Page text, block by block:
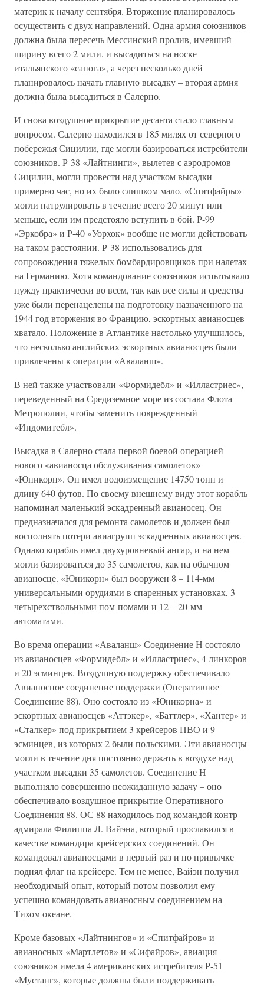
материк к началу сентября. Вторжение планировалось
осуществить с двух направлений. Одна армия союзников
должна была пересечь Мессинский пролив, имевший
ширину всего 2 мили, и высадиться на носке
итальянского «сапога», а через несколько дней
планировалось начать главную высадку – вторая армия
должна была высадиться в Салерно.
И снова воздушное прикрытие десанта стало главным
вопросом. Салерно находился в 185 милях от северного
побережья Сицилии, где могли базироваться истребители
союзников. Р-38 «Лайтнинги», вылетев с аэродромов
Сицилии, могли провести над участком высадки
примерно час, но их было слишком мало. «Спитфайры»
могли патрулировать в течение всего 20 минут или
меньше, если им предстояло вступить в бой. Р-99
«Эркобра» и Р-40 «Уорхок» вообще не могли действовать
на таком расстоянии. Р-38 использовались для
сопровождения тяжелых бомбардировщиков при налетах
на Германию. Хотя командование союзников испытывало
нужду практически во всем, так как все силы и средства
уже были перенацелены на подготовку назначенного на
1944 год вторжения во Францию, эскортных авианосцев
хватало. Положение в Атлантике настолько улучшилось,
что несколько английских эскортных авианосцев были
привлечены к операции «Аваланш».
В ней также участвовали «Формидебл» и «Илластриес»,
переведенный на Средиземное море из состава Флота
Метрополии, чтобы заменить поврежденный
«Индомитебл».
Высадка в Салерно стала первой боевой операцией
нового «авианосца обслуживания самолетов»
«Юникорн». Он имел водоизмещение 14750 тонн и
длину 640 футов. По своему внешнему виду этот корабль
напоминал маленький эскадренный авианосец. Он
предназначался для ремонта самолетов и должен был
восполнять потери авиагрупп эскадренных авианосцев.
Однако корабль имел двухуровневый ангар, и на нем
могли базироваться до 35 самолетов, как на обычном
авианосце. «Юникорн» был вооружен 8 – 114-мм
универсальными орудиями в спаренных установках, 3
четырехствольными пом-помами и 12 – 20-мм
автоматами.
Во время операции «Аваланш» Соединение Н состояло
из авианосцев «Формидебл» и «Илластриес», 4 линкоров
и 20 эсминцев. Воздушную поддержку обеспечивало
Авианосное соединение поддержки (Оперативное
Соединение 88). Оно состояло из «Юникорна» и
эскортных авианосцев «Аттэкер», «Баттлер», «Хантер» и
«Сталкер» под прикрытием 3 крейсеров ПВО и 9
эсминцев, из которых 2 были польскими. Эти авианосцы
могли в течение дня постоянно держать в воздухе над
участком высадки 35 самолетов. Соединение Н
выполняло совершенно неожиданную задачу – оно
обеспечивало воздушное прикрытие Оперативного
Соединения 88. ОС 88 находилось под командой контр-
адмирала Филиппа Л. Вайэна, который прославился в
качестве командира крейсерских соединений. Он
командовал авианосцами в первый раз и по привычке
поднял флаг на крейсере. Тем не менее, Вайэн получил
необходимый опыт, который потом позволил ему
успешно командовать авианосным соединением на
Тихом океане.
Кроме базовых «Лайтнингов» и «Спитфайров» и
авианосных «Мартлетов» и «Сифайров», авиация
союзников имела 4 американских истребителя Р-51
«Мустанг», которые должны были поддерживать